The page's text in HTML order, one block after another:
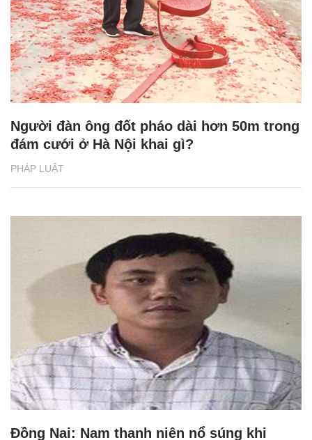
PHÁP LUẬT
Người đàn ông đốt pháo dài hơn 50m trong
đám cưới ở Hà Nội khai gì?
Đồng Nai: Nam thanh niên nổ súng khi